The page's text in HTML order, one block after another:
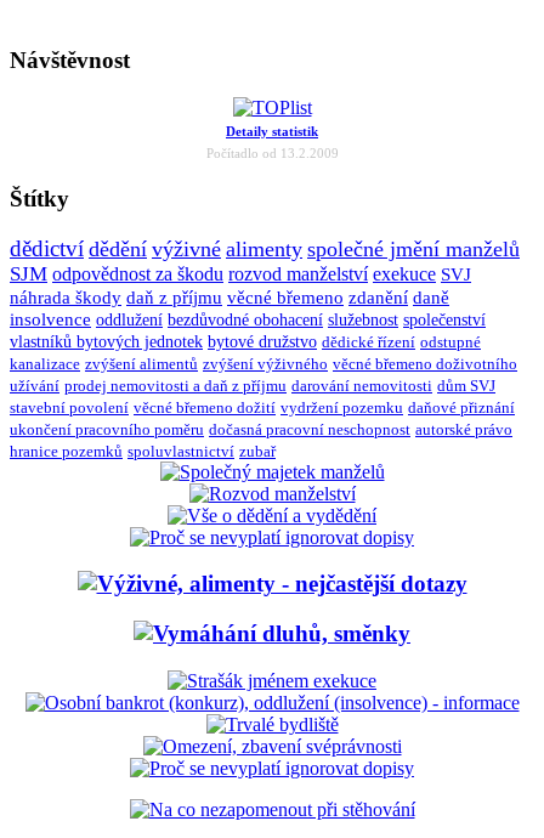
Návštěvnost
Detaily statistik
Počítadlo od 13.2.2009
Štítky
dědictví dědění výživné alimenty společné jmění manželů
SJM odpovědnost za škodu rozvod manželství exekuce SVJ
náhrada škody daň z příjmu věcné břemeno zdanění daně
insolvence oddlužení bezdůvodné obohacení služebnost společenství
vlastníků bytových jednotek bytové družstvo dědické řízení odstupné
kanalizace zvýšení alimentů zvýšení výživného věcné břemeno doživotního
užívání prodej nemovitosti a daň z příjmu darování nemovitosti dům SVJ
stavební povolení věcné břemeno dožití vydržení pozemku daňové přiznání
ukončení pracovního poměru dočasná pracovní neschopnost autorské právo
hranice pozemků spoluvlastnictví zubař